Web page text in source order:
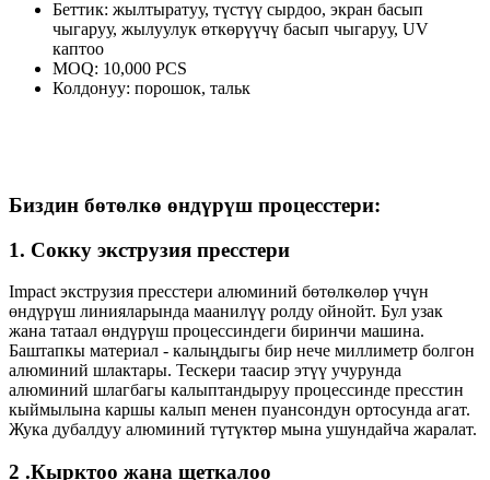
Беттик: жылтыратуу, түстүү сырдоо, экран басып
чыгаруу, жылуулук өткөрүүчү басып чыгаруу, UV
каптоо
MOQ: 10,000 PCS
Колдонуу: порошок, тальк
Биздин бөтөлкө өндүрүш процесстери:
1. Сокку экструзия пресстери
Impact экструзия пресстери алюминий бөтөлкөлөр үчүн
өндүрүш линияларында маанилүү ролду ойнойт. Бул узак
жана татаал өндүрүш процессиндеги биринчи машина.
Баштапкы материал - калыңдыгы бир нече миллиметр болгон
алюминий шлактары. Тескери таасир этүү учурунда
алюминий шлагбагы калыптандыруу процессинде пресстин
кыймылына каршы калып менен пуансондун ортосунда агат.
Жука дубалдуу алюминий түтүктөр мына ушундайча жаралат.
2 .Кырктоо жана щеткалоо